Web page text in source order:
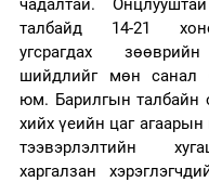
чадалтай.
талбайд 14-21
угсрагдах
шийдлийг мөн санал
юм. Барилгын талбайн
хийх үеийн цаг
тээвэрлэлтийн
харгалзан